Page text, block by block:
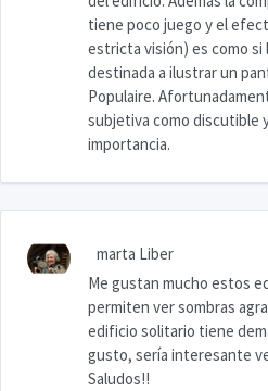
tiene poco juego y el
estricta visión) es como
destinada a ilustrar un
Populaire.
subjetiva como discutible
importancia.
marta Liber
Me gustan mucho estos
permiten ver sombras
edificio solitario tiene
gusto, sería interesante
Saludos!!